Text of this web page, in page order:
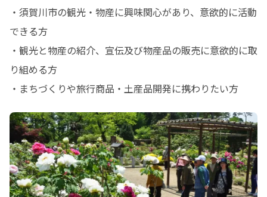
・須賀川市の観光・物産に興味関心があり、意欲的に活動
できる方
・観光と物産の紹介、宣伝及び物産品の販売に意欲的に取
り組める方
・まちづくりや旅行商品・土産品開発に携わりたい方